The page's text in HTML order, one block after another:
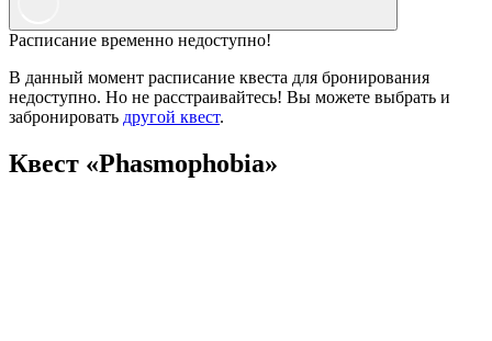
Расписание временно недоступно!
В данный момент расписание квеста для бронирования
недоступно. Но не расстраивайтесь! Вы можете выбрать и
забронировать другой квест.
Квест «Phasmophobia»